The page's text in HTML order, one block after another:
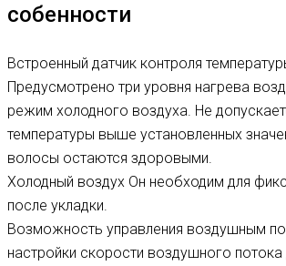
собенности
Встроенный датчик контроля
Предусмотрено три уровня нагрева
режим холодного воздуха. Не
температуры выше установленных
волосы остаются здоровыми.
Холодный воздух Он необходим для
после укладки.
Возможность управления воздушным
настройки скорости воздушного потока